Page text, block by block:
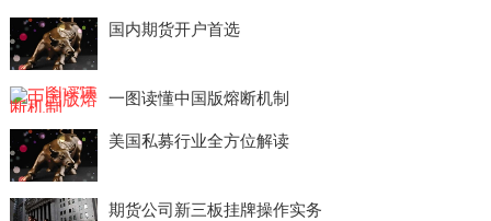
国内期货开户首选
一图读懂中国版熔断机制
美国私募行业全方位解读
期货公司新三板挂牌操作实务